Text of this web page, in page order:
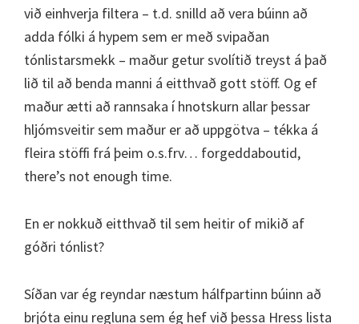
við einhverja filtera – t.d. snilld að vera búinn að
adda fólki á hypem sem er með svipaðan
tónlistarsmekk – maður getur svolítið treyst á það
lið til að benda manni á eitthvað gott stöff. Og ef
maður ætti að rannsaka í hnotskurn allar þessar
hljómsveitir sem maður er að uppgötva – tékka á
fleira stöffi frá þeim o.s.frv… forgeddaboutid,
there’s not enough time.
En er nokkuð eitthvað til sem heitir of mikið af
góðri tónlist?
Síðan var ég reyndar næstum hálfpartinn búinn að
brjóta einu regluna sem ég hef við þessa Hress lista